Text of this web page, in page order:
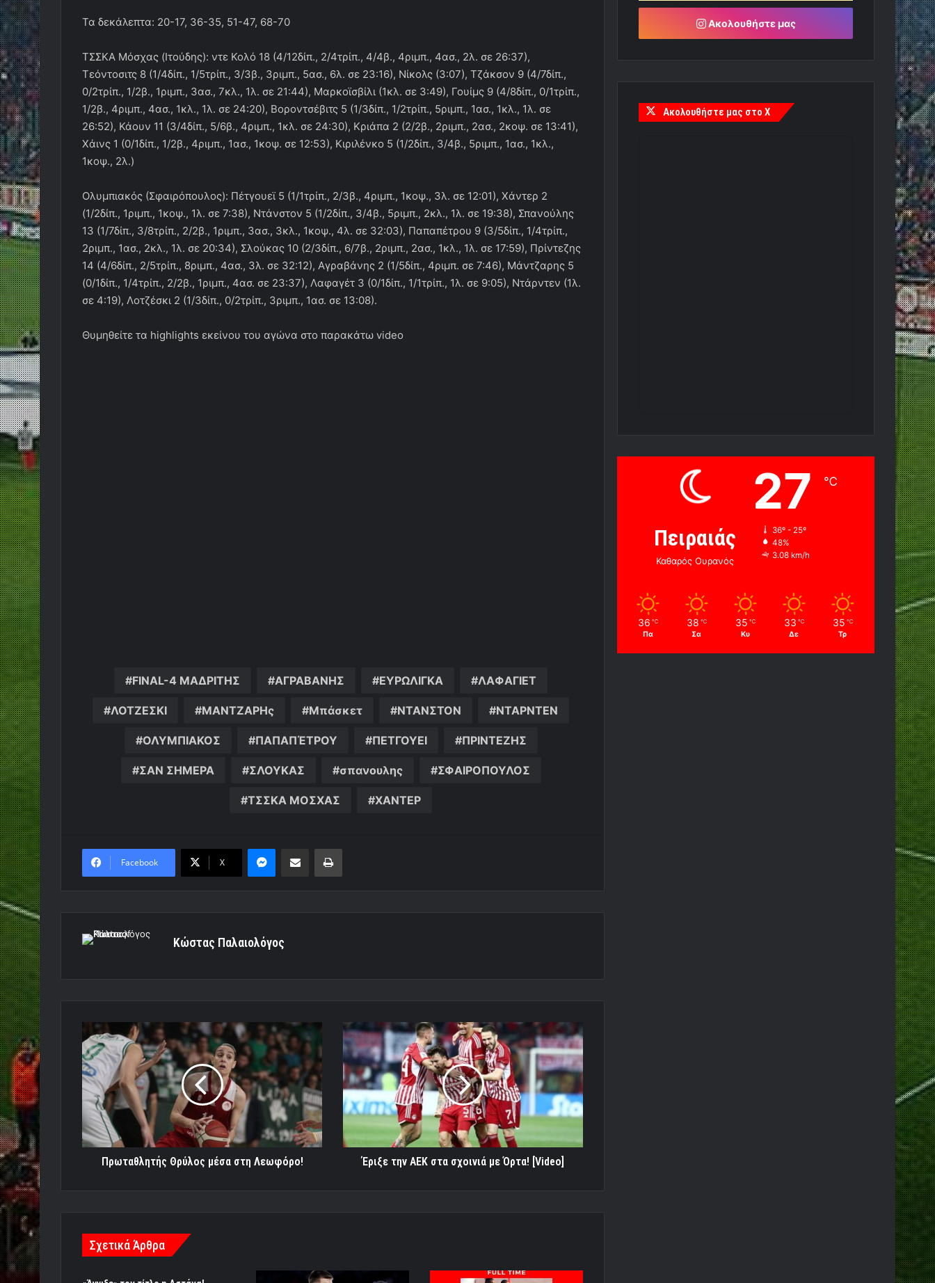
Τα δεκάλεπτα: 20-17, 36-35, 51-47, 68-70
ΤΣΣΚΑ Μόσχας (Ιτούδης): ντε Κολό 18 (4/12δίπ., 2/4τρίπ., 4/4β., 4ριμπ., 4ασ., 2λ. σε 26:37),
Τεόντοσιτς 8 (1/4δίπ., 1/5τρίπ., 3/3β., 3ριμπ., 5ασ., 6λ. σε 23:16), Νίκολς (3:07), Τζάκσον 9 (4/7δίπ.,
0/2τρίπ., 1/2β., 1ριμπ., 3ασ., 7κλ., 1λ. σε 21:44), Μαρκοϊσβίλι (1κλ. σε 3:49), Γουίμς 9 (4/8δίπ., 0/1τρίπ.,
1/2β., 4ριμπ., 4ασ., 1κλ., 1λ. σε 24:20), Βοροντσέβιτς 5 (1/3δίπ., 1/2τρίπ., 5ριμπ., 1ασ., 1κλ., 1λ. σε
26:52), Κάουν 11 (3/4δίπ., 5/6β., 4ριμπ., 1κλ. σε 24:30), Κριάπα 2 (2/2β., 2ριμπ., 2ασ., 2κοψ. σε 13:41),
Χάινς 1 (0/1δίπ., 1/2β., 4ριμπ., 1ασ., 1κοψ. σε 12:53), Κιριλένκο 5 (1/2δίπ., 3/4β., 5ριμπ., 1ασ., 1κλ.,
1κοψ., 2λ.)
Ολυμπιακός (Σφαιρόπουλος): Πέτγουεϊ 5 (1/1τρίπ., 2/3β., 4ριμπ., 1κοψ., 3λ. σε 12:01), Χάντερ 2
(1/2δίπ., 1ριμπ., 1κοψ., 1λ. σε 7:38), Ντάνστον 5 (1/2δίπ., 3/4β., 5ριμπ., 2κλ., 1λ. σε 19:38), Σπανούλης
13 (1/7δίπ., 3/8τρίπ., 2/2β., 1ριμπ., 3ασ., 3κλ., 1κοψ., 4λ. σε 32:03), Παπαπέτρου 9 (3/5δίπ., 1/4τρίπ.,
2ριμπ., 1ασ., 2κλ., 1λ. σε 20:34), Σλούκας 10 (2/3δίπ., 6/7β., 2ριμπ., 2ασ., 1κλ., 1λ. σε 17:59), Πρίντεζης
14 (4/6δίπ., 2/5τρίπ., 8ριμπ., 4ασ., 3λ. σε 32:12), Αγραβάνης 2 (1/5δίπ., 4ριμπ. σε 7:46), Μάντζαρης 5
(0/1δίπ., 1/4τρίπ., 2/2β., 1ριμπ., 4ασ. σε 23:37), Λαφαγέτ 3 (0/1δίπ., 1/1τρίπ., 1λ. σε 9:05), Ντάρντεν (1λ.
σε 4:19), Λοτζέσκι 2 (1/3δίπ., 0/2τρίπ., 3ριμπ., 1ασ. σε 13:08).
Θυμηθείτε τα highlights εκείνου του αγώνα στο παρακάτω video
FINAL-4 ΜΑΔΡΙΤΗΣ ΑΓΡΑΒΑΝΗΣ ΕΥΡΩΛΙΓΚΑ ΛΑΦΑΓΙΕΤ
ΛΟΤΖΕΣΚΙ ΜΑΝΤΖΑΡΗς Μπάσκετ ΝΤΑΝΣΤΟΝ ΝΤΑΡΝΤΕΝ
ΟΛΥΜΠΙΑΚΟΣ ΠΑΠΑΠΈΤΡΟΥ ΠΕΤΓΟΥΕΙ ΠΡΙΝΤΕΖΗΣ
ΣΑΝ ΣΗΜΕΡΑ ΣΛΟΥΚΑΣ σπανουλης ΣΦΑΙΡΟΠΟΥΛΟΣ
ΤΣΣΚΑ ΜΟΣΧΑΣ ΧΑΝΤΕΡ
Facebook X
MessengerΚοινοποίηση μέσω ηλεκτρονικού ταχυδρομείουΕκτύπωση
Κώστας Παλαιολόγος
Πρωταθλητής
Θρύλος
μέσα
στη
Λεωφόρο!
Πρωταθλητής Θρύλος μέσα στη Λεωφόρο!
Έριξε
την
ΑΕΚ
στα
σχοινιά
με
Όρτα!
[Video]
Έριξε την ΑΕΚ στα σχοινιά με Όρτα! [Video]
Σχετικά Άρθρα
Ακολουθήστε μας
Ακολουθήστε μας στο X
Πειραιάς
Καθαρός Ουρανός
27 ℃
36º - 25º
48%
3.08 km/h
36 ℃
Πα
38 ℃
Σα
35 ℃
Κυ
33 ℃
Δε
35 ℃
Τρ